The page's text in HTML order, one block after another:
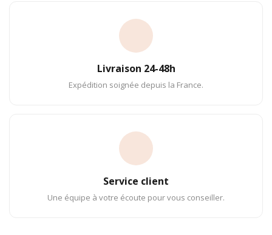
Livraison 24-48h
Expédition soignée depuis la France.
Service client
Une équipe à votre écoute pour vous conseiller.